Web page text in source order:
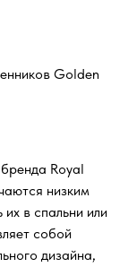
Golden
Royal
низким
в спальни или
собой
дизайна,